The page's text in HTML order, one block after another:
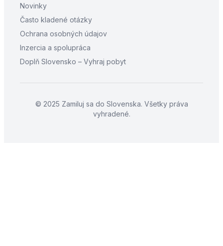
Novinky
Často kladené otázky
Ochrana osobných údajov
Inzercia a spolupráca
Doplň Slovensko – Vyhraj pobyt
© 2025 Zamiluj sa do Slovenska. Všetky práva
vyhradené.